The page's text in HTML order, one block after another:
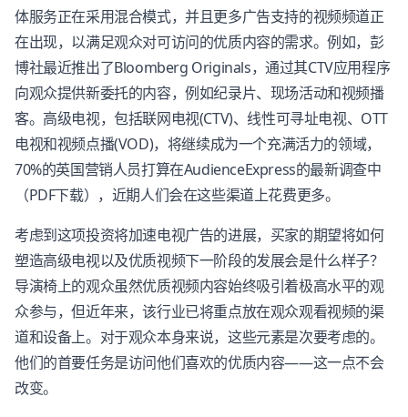
体服务正在采用混合模式，并且更多广告支持的视频频道正
在出现，以满足观众对可访问的优质内容的需求。例如，彭
博社最近推出了Bloomberg Originals，通过其CTV应用程序
向观众提供新委托的内容，例如纪录片、现场活动和视频播
客。高级电视，包括联网电视(CTV)、线性可寻址电视、OTT
电视和视频点播(VOD)，将继续成为一个充满活力的领域，
70%的英国营销人员打算在AudienceExpress的最新调查中
（PDF下载），近期人们会在这些渠道上花费更多。
考虑到这项投资将加速电视广告的进展，买家的期望将如何
塑造高级电视以及优质视频下一阶段的发展会是什么样子？
导演椅上的观众虽然优质视频内容始终吸引着极高水平的观
众参与，但近年来，该行业已将重点放在观众观看视频的渠
道和设备上。对于观众本身来说，这些元素是次要考虑的。
他们的首要任务是访问他们喜欢的优质内容——这一点不会
改变。